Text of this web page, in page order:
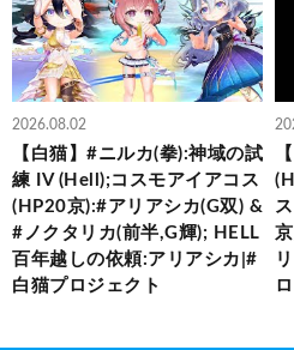
2026.08.02
【白猫】#ニルカ(拳):神域の試
練 IV (Hell);コスモアイアコス
(HP20京):#アリアシカ(G双) &
#ノクタリカ(前半,G輝); HELL
百年越しの依頼:アリアシカ|#
白猫プロジェクト